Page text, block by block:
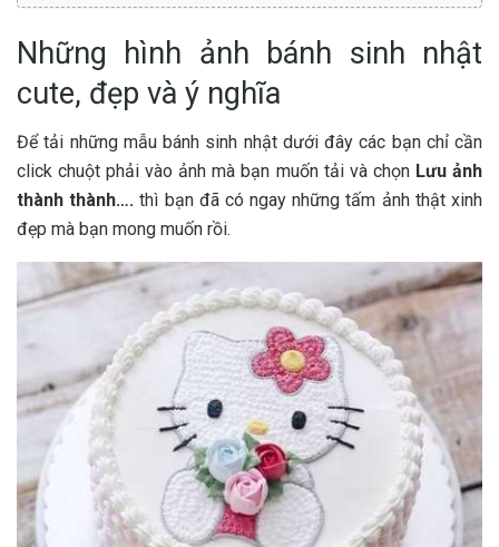
Những hình ảnh bánh sinh nhật
cute, đẹp và ý nghĩa
Để tải những mẫu bánh sinh nhật dưới đây các bạn chỉ cần
click chuột phải vào ảnh mà bạn muốn tải và chọn Lưu ảnh
thành thành…. thì bạn đã có ngay những tấm ảnh thật xinh
đẹp mà bạn mong muốn rồi.